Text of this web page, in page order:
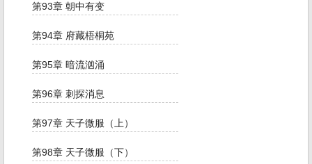
第93章 朝中有变
第94章 府藏梧桐苑
第95章 暗流汹涌
第96章 刺探消息
第97章 天子微服（上）
第98章 天子微服（下）